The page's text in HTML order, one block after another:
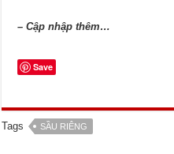
– Cập nhập thêm…
Save
Tags SẦU RIÊNG